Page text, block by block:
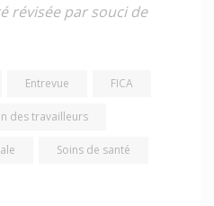
révisée par souci de
Entrevue FICA
des travailleurs
Soins de santé